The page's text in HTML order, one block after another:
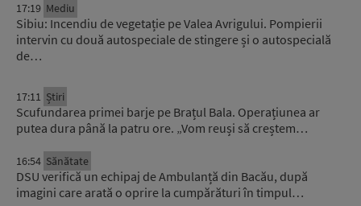
17:19 Mediu
Sibiu: Incendiu de vegetație pe Valea Avrigului. Pompierii
intervin cu două autospeciale de stingere și o autospecială
de…
17:11 Știri
Scufundarea primei barje pe Brațul Bala. Operațiunea ar
putea dura până la patru ore. „Vom reuși să creștem…
16:54 Sănătate
DSU verifică un echipaj de Ambulanță din Bacău, după
imagini care arată o oprire la cumpărături în timpul…